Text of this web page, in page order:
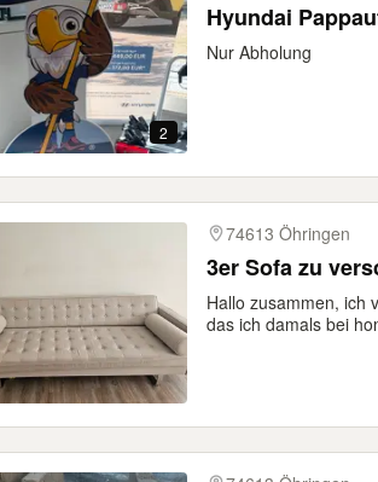
2
Hyundai
Nur Abholung
74613 Öhringen
3er Sofa zu
Hallo zusammen, ich
das ich damals bei